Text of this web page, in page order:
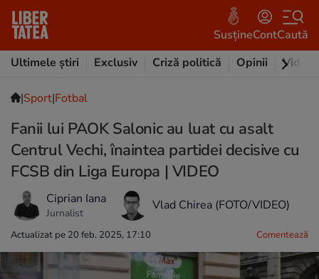
SusțineContCaută
Ultimele știri
Exclusiv Criză politică Opinii Video
|Sport|Fotbal
Fanii lui PAOK Salonic au luat cu asalt
Centrul Vechi, înaintea partidei decisive cu
FCSB din Liga Europa | VIDEO
Ciprian Iana
Jurnalist Vlad Chirea (FOTO/VIDEO)
Actualizat pe 20 feb. 2025, 17:10 Comentează